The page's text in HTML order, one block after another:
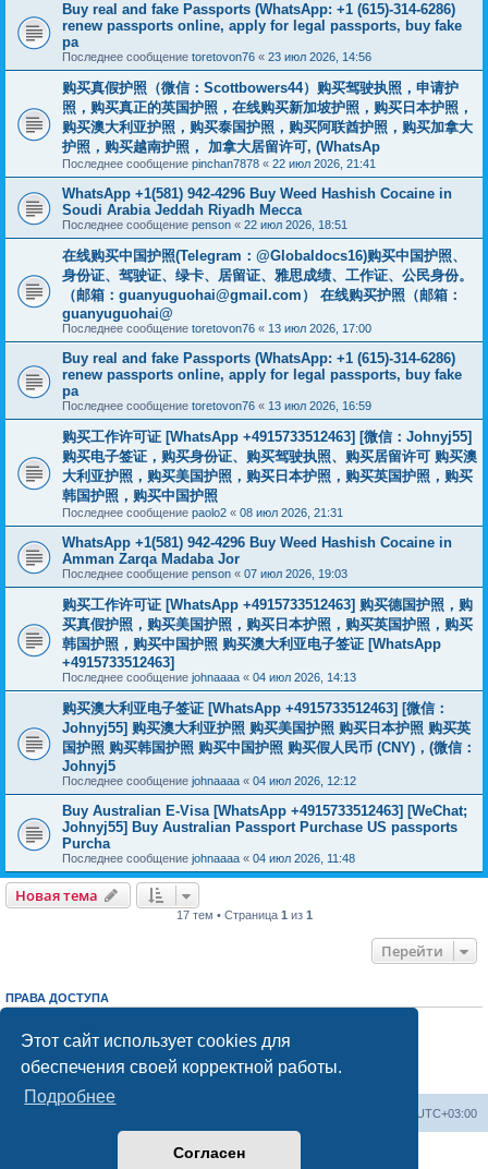
Этот сайт использует cookies для
обеспечения своей корректной работы.
Подробнее
Согласен
Buy real and fake Passports (WhatsApp: +1 (615)-314-6286)
renew passports online, apply for legal passports, buy fake
pa
Последнее сообщение toretovon76 « 23 июл 2026, 14:56
购买真假护照（微信：Scottbowers44）购买驾驶执照，申请护
照，购买真正的英国护照，在线购买新加坡护照，购买日本护照，
购买澳大利亚护照，购买泰国护照，购买阿联酋护照，购买加拿大
护照，购买越南护照， 加拿大居留许可, (WhatsAp
Последнее сообщение pinchan7878 « 22 июл 2026, 21:41
WhatsApp +1(581) 942-4296 Buy Weed Hashish Cocaine in
Soudi Arabia Jeddah Riyadh Mecca
Последнее сообщение penson « 22 июл 2026, 18:51
在线购买中国护照(Telegram：@Globaldocs16)购买中国护照、
身份证、驾驶证、绿卡、居留证、雅思成绩、工作证、公民身份。
（邮箱： guanyuguohai@gmail.com ） 在线购买护照（邮箱：
guanyuguohai@
Последнее сообщение toretovon76 « 13 июл 2026, 17:00
Buy real and fake Passports (WhatsApp: +1 (615)-314-6286)
renew passports online, apply for legal passports, buy fake
pa
Последнее сообщение toretovon76 « 13 июл 2026, 16:59
购买工作许可证 [WhatsApp +4915733512463] [微信：Johnyj55]
购买电子签证，购买身份证、购买驾驶执照、购买居留许可 购买澳
大利亚护照，购买美国护照，购买日本护照，购买英国护照，购买
韩国护照，购买中国护照
Последнее сообщение paolo2 « 08 июл 2026, 21:31
WhatsApp +1(581) 942-4296 Buy Weed Hashish Cocaine in
Amman Zarqa Madaba Jor
Последнее сообщение penson « 07 июл 2026, 19:03
购买工作许可证 [WhatsApp +4915733512463] 购买德国护照，购
买真假护照，购买美国护照，购买日本护照，购买英国护照，购买
韩国护照，购买中国护照 购买澳大利亚电子签证 [WhatsApp
+4915733512463]
Последнее сообщение johnaaaa « 04 июл 2026, 14:13
购买澳大利亚电子签证 [WhatsApp +4915733512463] [微信：
Johnyj55] 购买澳大利亚护照 购买美国护照 购买日本护照 购买英
国护照 购买韩国护照 购买中国护照 购买假人民币 (CNY)，(微信：
Johnyj5
Последнее сообщение johnaaaa « 04 июл 2026, 12:12
Buy Australian E-Visa [WhatsApp +4915733512463] [WeChat;
Johnyj55] Buy Australian Passport Purchase US passports
Purcha
Последнее сообщение johnaaaa « 04 июл 2026, 11:48
Новая тема
17 тем • Страница 1 из 1
Перейти
ПРАВА ДОСТУПА
Выне можетеотвечать на сообщения
Выне можетередактировать свои сообщения
Выне можетеудалять свои сообщения
добавлять вложения
UTC+03:00
Создано на основеphpBB® Forum Software © phpBB Limited